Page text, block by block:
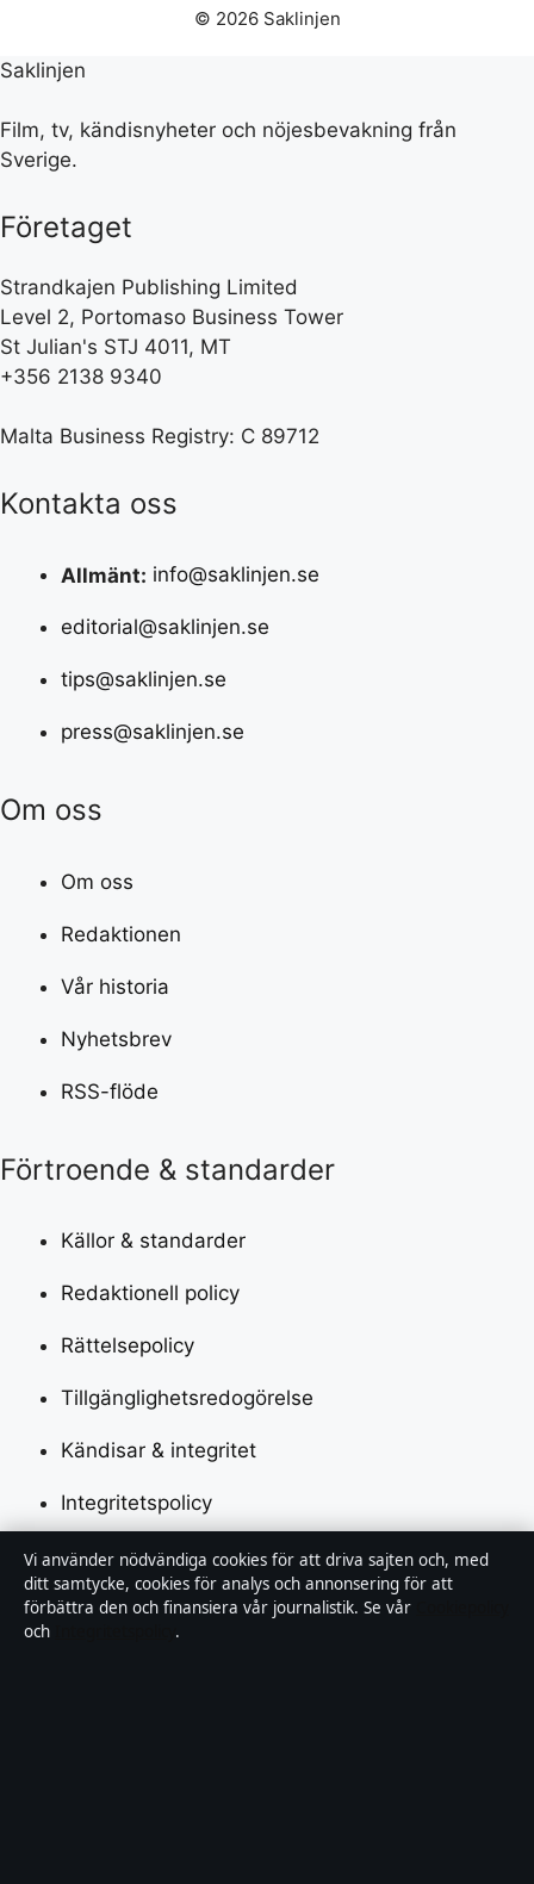
© 2026 Saklinjen
Saklinjen
Film, tv, kändisnyheter och nöjesbevakning från
Sverige.
Företaget
Strandkajen Publishing Limited
Level 2, Portomaso Business Tower
St Julian's STJ 4011, MT
+356 2138 9340
Malta Business Registry: C 89712
Kontakta oss
Allmänt: info@saklinjen.se
editorial@saklinjen.se
tips@saklinjen.se
press@saklinjen.se
Om oss
Om oss
Redaktionen
Vår historia
Nyhetsbrev
RSS-flöde
Förtroende & standarder
Källor & standarder
Redaktionell policy
Rättelsepolicy
Tillgänglighetsredogörelse
Kändisar & integritet
Integritetspolicy
Om Saklinjen i korthet
Saklinjen är en oberoende svensk digital nyhetssajt
Vi använder nödvändiga cookies för att driva sajten och, med
ditt samtycke, cookies för analys och annonsering för att
förbättra den och finansiera vår journalistik. Se vår
och
.